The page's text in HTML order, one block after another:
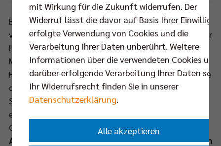
Berlins Spitzensportler glänzten im Jahr 2014 mit
vielen Erfolgen: Die Athletinnen und Athleten aus der
Hauptstadt holten in 13 Sportarten schon 63
Medaillen bei Europa- und Weltmeisterschaften.
Hinzu kommen Deutsche Meistertitel und Pokalsiege
der Berliner Profivereine. Welcher Erfolg die
Sportfans am stärksten beeindruckt hat,
entscheidet sich nun bei der Berliner Sportlerwahl
CHAMPIONS 2014.
Auf der Websitewww.champions-berlin.dekann noch
mit Wirkung für die Zukunft widerrufen. Der
Widerruf lässt die davor auf Basis Ihrer
erfolgte Verwendung von Cookies und die
Verarbeitung Ihrer Daten unberührt. Weitere
Informationen über die verwendeten Cookies und
darüber erfolgende Verarbeitung Ihrer Daten
Ihr Widerrufsrecht finden Sie in unserer
Datenschutzerklärung.
Alle akzeptieren